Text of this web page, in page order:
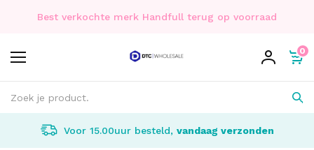
Best verkochte merk Handfull terug op voorraad
0
Voor 15.00uur besteld, vandaag verzonden